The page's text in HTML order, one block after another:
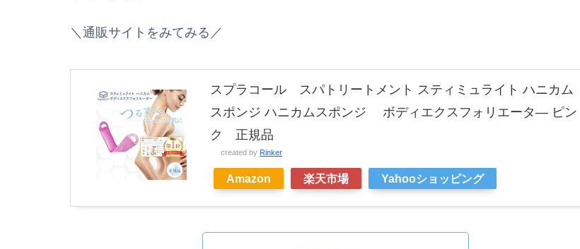
＼通販サイトをみてみる／
スプラコール スパトリートメント スティミュライト ハニカム
スポンジ ハニカムスポンジ ボディエクスフォリエータ― ピン
ク 正規品
created by Rinker
Amazon 楽天市場 Yahooショッピング